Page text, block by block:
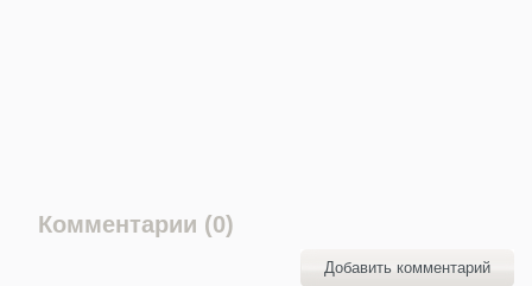
Комментарии (0)
Добавить комментарий